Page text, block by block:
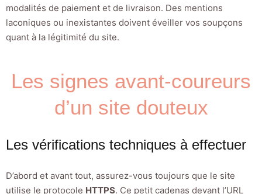
modalités de paiement et de livraison. Des mentions
laconiques ou inexistantes doivent éveiller vos soupçons
quant à la légitimité du site.
Les signes avant-coureurs
d’un site douteux
Les vérifications techniques à effectuer
D’abord et avant tout, assurez-vous toujours que le site
utilise le protocole HTTPS. Ce petit cadenas devant l’URL